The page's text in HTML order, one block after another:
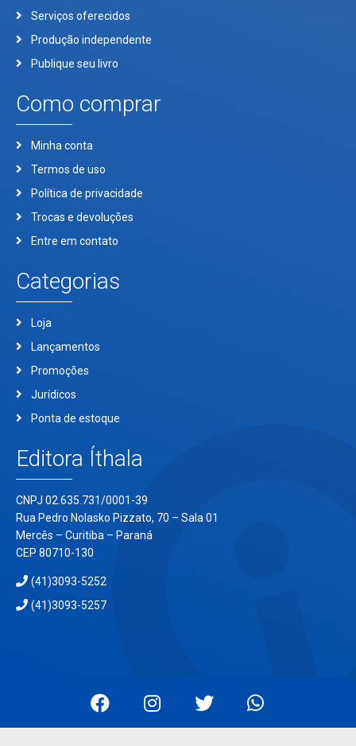
Serviços oferecidos
Produção independente
Publique seu livro
Como comprar
Minha conta
Termos de uso
Política de privacidade
Trocas e devoluções
Entre em contato
Categorias
Loja
Lançamentos
Promoções
Jurídicos
Ponta de estoque
Editora Íthala
CNPJ 02.635.731/0001-39
Rua Pedro Nolasko Pizzato, 70 – Sala 01
Mercês – Curitiba – Paraná
CEP 80710-130
(41)3093-5252
(41)3093-5257